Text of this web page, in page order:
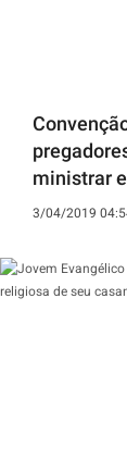
ministrar
3/04/2019